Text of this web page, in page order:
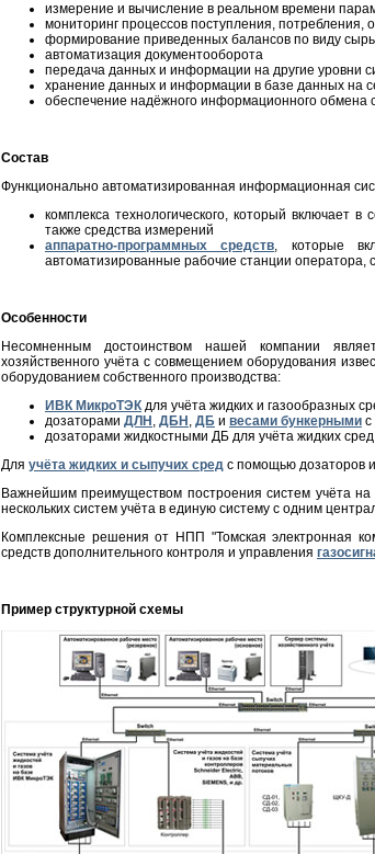
измерение и вычисление в реальном времени
мониторинг процессов поступления, потребления,
формирование приведенных балансов по виду
автоматизация документооборота
передача данных и информации на другие уровни
хранение данных и информации в базе данных на
обеспечение надёжного информационного обмена
Состав
Функционально автоматизированная информационная
комплекса технологического, который включает
также средства измерений
аппаратно-программных средств, которые
автоматизированные рабочие станции оператора,
Особенности
Несомненным достоинством нашей компании
хозяйственного учёта с совмещением оборудования
оборудованием собственного производства:
ИВК МикроТЭК для учёта жидких и газообразных
дозаторами ДЛН , ДБН , ДБ и весами бункерными с
дозаторами жидкостными ДБ для учёта жидких сред
Для учёта жидких и сыпучих сред с помощью дозаторов
Важнейшим преимуществом построения систем учёта
нескольких систем учёта в единую систему с одним
Комплексные решения от НПП "Томская электронная
средств дополнительного контроля и управления
Пример структурной схемы